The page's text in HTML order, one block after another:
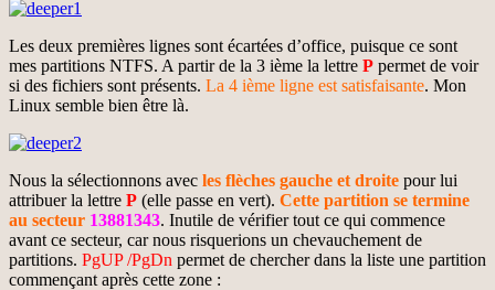
Les deux premières lignes sont écartées d’office, puisque ce sont
mes partitions NTFS. A partir de la 3 ième la lettre P permet de voir
si des fichiers sont présents. La 4 ième ligne est satisfaisante. Mon
Linux semble bien être là.
Nous la sélectionnons avec les flèches gauche et droite pour lui
attribuer la lettre P (elle passe en vert). Cette partition se termine
au secteur 13881343. Inutile de vérifier tout ce qui commence
avant ce secteur, car nous risquerions un chevauchement de
partitions. PgUP /PgDn permet de chercher dans la liste une partition
commençant après cette zone :